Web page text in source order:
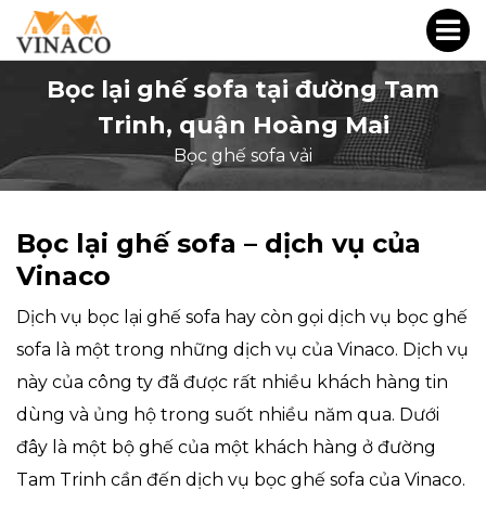
Bọc lại ghế sofa tại đường Tam
Trinh, quận Hoàng Mai
Bọc ghế sofa vải
Bọc lại ghế sofa – dịch vụ của
Vinaco
Dịch vụ bọc lại ghế sofa hay còn gọi dịch vụ bọc ghế
sofa là một trong những dịch vụ của Vinaco. Dịch vụ
này của công ty đã được rất nhiều khách hàng tin
dùng và ủng hộ trong suốt nhiều năm qua. Dưới
đây là một bộ ghế của một khách hàng ở đường
Tam Trinh cần đến dịch vụ bọc ghế sofa của Vinaco.